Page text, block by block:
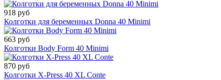
918 руб
Колготки для беременных Donna 40 Minimi
663 руб
Колготки Body Form 40 Minimi
870 руб
Колготки X-Press 40 XL Conte